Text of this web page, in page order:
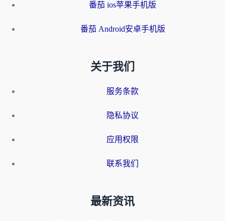
番茄 ios苹果手机版
番茄 Android安卓手机版
关于我们
服务条款
隐私协议
应用权限
联系我们
最新资讯